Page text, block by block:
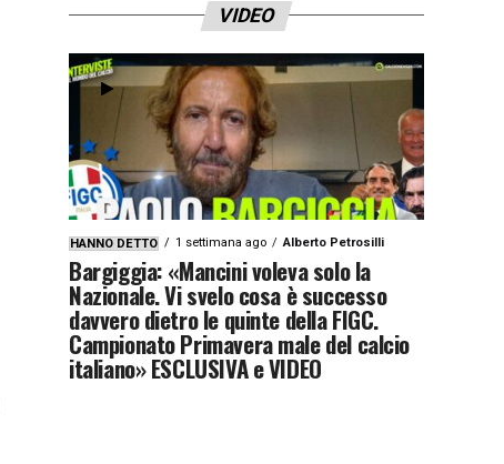
VIDEO
HANNO DETTO 1 settimana ago Alberto Petrosilli
Bargiggia: «Mancini voleva solo la
Nazionale. Vi svelo cosa è successo
davvero dietro le quinte della FIGC.
Campionato Primavera male del calcio
italiano» ESCLUSIVA e VIDEO